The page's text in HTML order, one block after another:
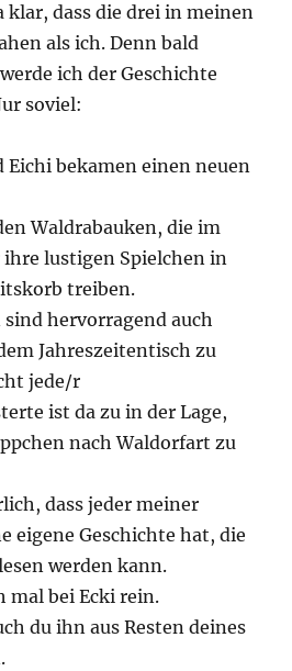
klar, dass die drei in meinen
als ich. Denn bald
ich der Geschichte
soviel:
bekamen einen neuen
Waldrabauken, die im
lustigen Spielchen in
treiben.
hervorragend auch
Jahreszeitentisch zu
jede/r
ist da zu in der Lage,
nach Waldorfart zu
dass jeder meiner
eigene Geschichte hat, die
werden kann.
mal bei Ecki rein.
du ihn aus Resten deines